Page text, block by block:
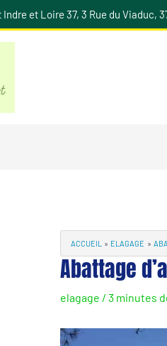
Indre et Loire 37, 3 Rue du Viaduc,
ACCUEIL ELAGAGE
Abattage
elagage / 3 minutes